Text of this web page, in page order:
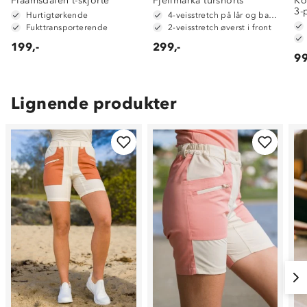
Hurtigtørkende
Fukttransporterende
199,-
2-veisstretch øverst i front
299,-
3-
Lignende produkter